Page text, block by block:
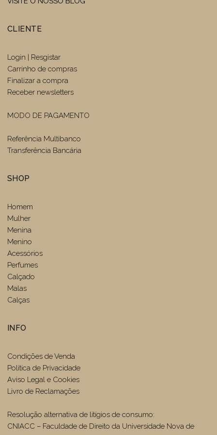
CLIENTE
Login | Resgistar
Carrinho de compras
Finalizar a compra
Receber newsletters
MODO DE PAGAMENTO
Referência Multibanco
Transferência Bancária
SHOP
Homem
Mulher
Menina
Menino
Acessórios
Perfumes
Calçado
Malas
Calças
INFO
Condições de Venda
Politica de Privacidade
Aviso Legal e Cookies
Livro de Reclamações
Resolução alternativa de litígios de consumo:
CNIACC – Faculdade de Direito da Universidade Nova de